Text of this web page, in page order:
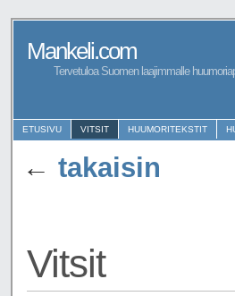
Mankeli.com
Tervetuloa Suomen laajimmalle
ETUSIVU VITSIT HUUMORITEKSTIT
← takaisin
Vitsit